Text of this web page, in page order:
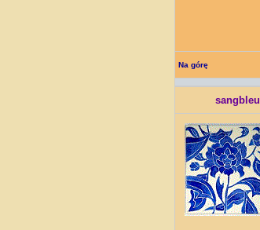
Na górę
sangbleu